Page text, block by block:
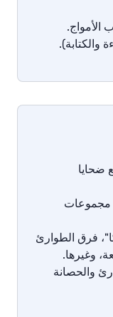
الأمواج.
والكتابة).
ضحايا
مجموعات
"، فرق الطوارئ
وغيرها.
والحصانة